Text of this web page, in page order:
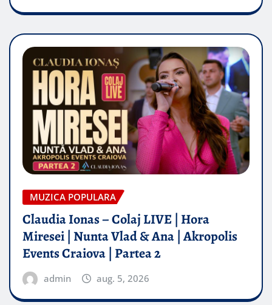
MUZICA POPULARA
Claudia Ionas – Colaj LIVE | Hora
Miresei | Nunta Vlad & Ana | Akropolis
Events Craiova | Partea 2
admin aug. 5, 2026